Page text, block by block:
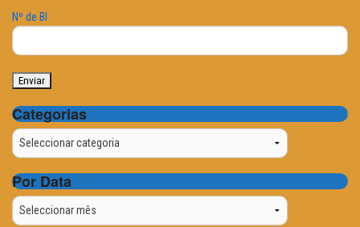
Nº de BI
Categorias
Categorias
Por Data
Por
Data